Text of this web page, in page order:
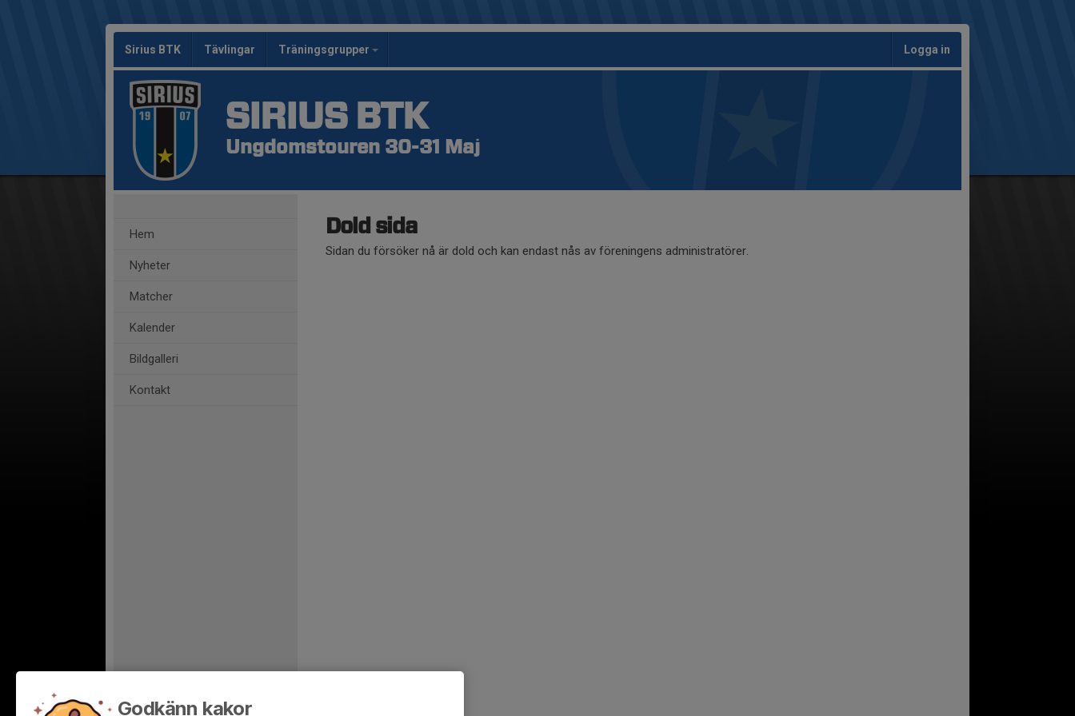
Sirius BTK Tävlingar Träningsgrupper Logga in
SIRIUS BTK
Ungdomstouren 30-31 Maj
Hem
Nyheter
Matcher
Kalender
Bildgalleri
Kontakt
Dold sida
Sidan du försöker nå är dold och kan endast nås av föreningens administratörer.
Godkänn kakor